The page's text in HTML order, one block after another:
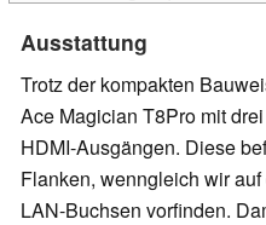
Ausstattung
Trotz der kompakten
Ace Magician T8Pro mit
HDMI-Ausgängen. Diese
Flanken, wenngleich wir
LAN-Buchsen vorfinden.